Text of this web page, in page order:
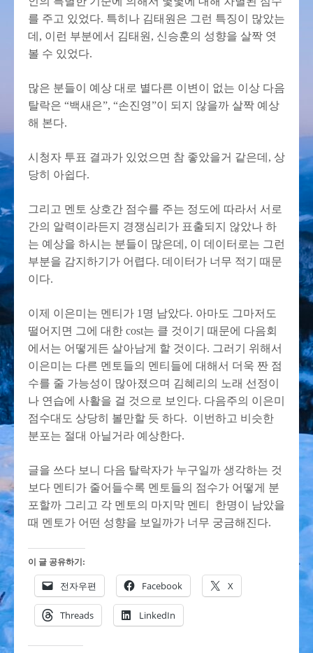
를 주고 있었다. 특히나 김태원은 그런 특징이 많았는
데, 이런 부분에서 김태원, 신승훈의 성향을 살짝 엿
볼 수 있었다.
많은 분들이 예상 대로 별다른 이변이 없는 이상 다음
탈락은 “백새은”, “손진영”이 되지 않을까 살짝 예상
해 본다.
시청자 투표 결과가 있었으면 참 좋았을거 같은데, 상
당히 아쉽다.
그리고 멘토 상호간 점수를 주는 정도에 따라서 서로
간의 알력이라든지 경쟁심리가 표출되지 않았나 하
는 예상을 하시는 분들이 많은데, 이 데이터로는 그런
부분을 감지하기가 어렵다. 데이터가 너무 적기 때문
이다.
이제 이은미는 멘티가 1명 남았다. 아마도 그마저도
떨어지면 그에 대한 cost는 클 것이기 때문에 다음회
에서는 어떻게든 살아남게 할 것이다. 그러기 위해서
이은미는 다른 멘토들의 멘티들에 대해서 더욱 짠 점
수를 줄 가능성이 많아졌으며 김혜리의 노래 선정이
나 연습에 사활을 걸 것으로 보인다. 다음주의 이은미
점수대도 상당히 볼만할 듯 하다. 이번하고 비슷한
분포는 절대 아닐거라 예상한다.
글을 쓰다 보니 다음 탈락자가 누구일까 생각하는 것
보다 멘티가 줄어들수록 멘토들의 점수가 어떻게 분
포할까 그리고 각 멘토의 마지막 멘티 한명이 남았을
때 멘토가 어떤 성향을 보일까가 너무 궁금해진다.
이 글 공유하기:
전자우편 Facebook X
Threads LinkedIn